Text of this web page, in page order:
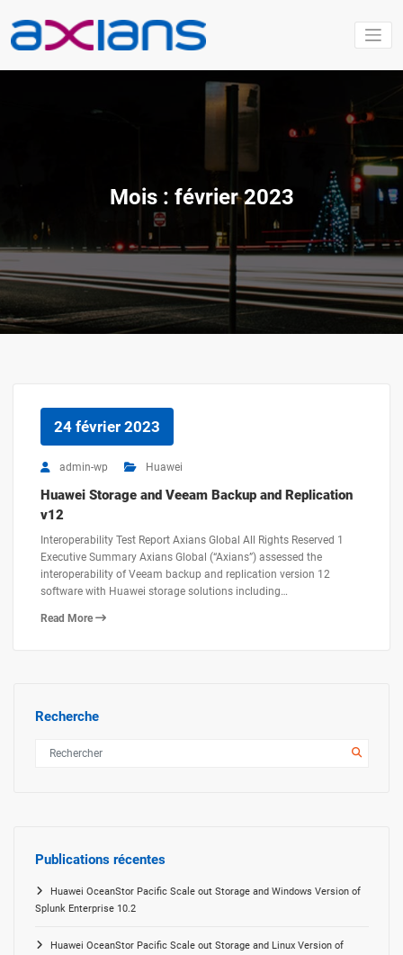
contenu
Mois : février 2023
24 février 2023
admin-wp Huawei
Huawei Storage and Veeam Backup and Replication
v12
Interoperability Test Report Axians Global All Rights Reserved 1
Executive Summary Axians Global (“Axians”) assessed the
interoperability of Veeam backup and replication version 12
software with Huawei storage solutions including…
Read More
Recherche
Publications récentes
Huawei OceanStor Pacific Scale out Storage and Windows Version of
Splunk Enterprise 10.2
Huawei OceanStor Pacific Scale out Storage and Linux Version of